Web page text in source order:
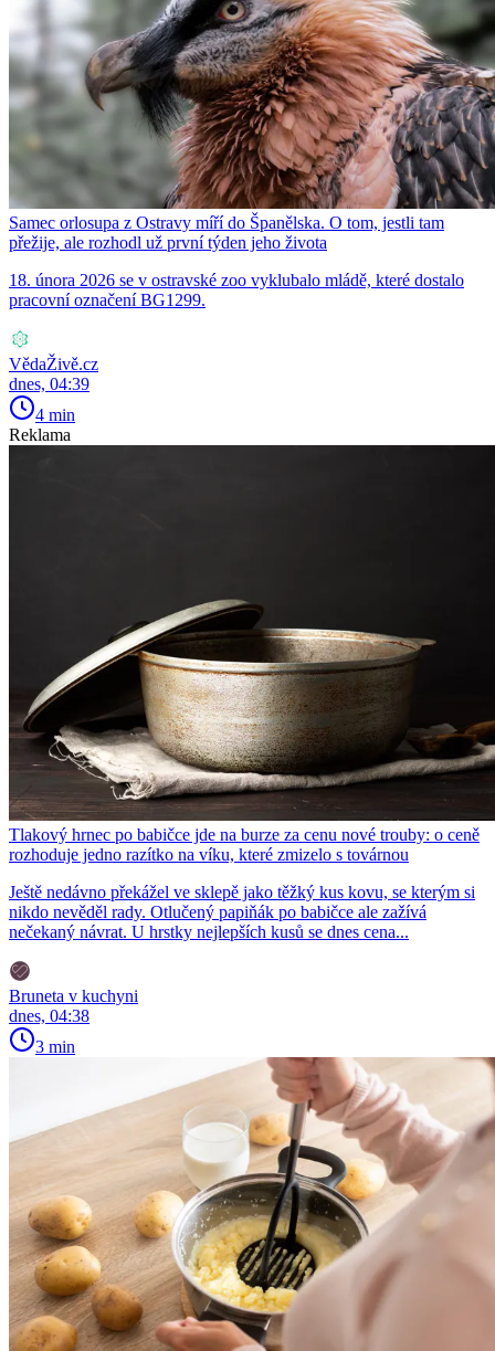
Samec orlosupa z Ostravy míří do Španělska. O tom, jestli tam
přežije, ale rozhodl už první týden jeho života
18. února 2026 se v ostravské zoo vyklubalo mládě, které dostalo
pracovní označení BG1299.
VědaŽivě.cz
dnes, 04:39
4 min
Reklama
Tlakový hrnec po babičce jde na burze za cenu nové trouby: o ceně
rozhoduje jedno razítko na víku, které zmizelo s továrnou
Ještě nedávno překážel ve sklepě jako těžký kus kovu, se kterým si
nikdo nevěděl rady. Otlučený papiňák po babičce ale zažívá
nečekaný návrat. U hrstky nejlepších kusů se dnes cena...
Bruneta v kuchyni
dnes, 04:38
3 min